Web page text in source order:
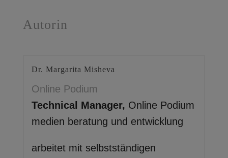
Autorin
Dr. Margarita Misheva
Online Podium
Technical Manager, Online Podium
medien beratung und entwicklung
arbeitet mit selbstständigen